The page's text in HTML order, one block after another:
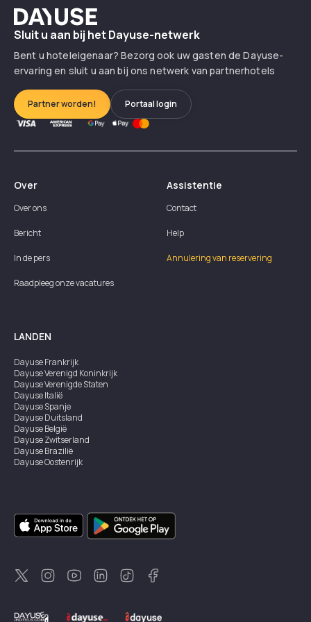
Dayuse
Sluit u aan bij het Dayuse-netwerk
Bent u hoteleigenaar? Bezorg ook uw gasten de Dayuse-
ervaring en sluit u aan bij ons netwerk van partnerhotels
Partner worden! Portaal login
Over
Over ons
Bericht
In de pers
Raadpleeg onze vacatures
Assistentie
Contact
Help
Annulering van reservering
LANDEN
DayuseFrankrijk
DayuseVerenigd Koninkrijk
DayuseVerenigde Staten
DayuseItalië
DayuseSpanje
DayuseDuitsland
DayuseBelgië
DayuseZwitserland
DayuseBrazilië
DayuseOostenrijk
DayuseSingapore
DayuseZweden
DayuseThailand
DayuseNieuw-Zeeland
DayuseTurkiye